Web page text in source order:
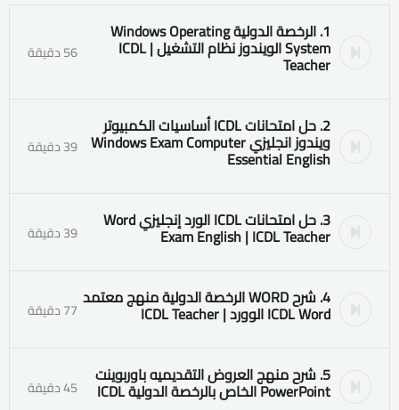
1. الرخصة الدولية Windows Operating
System الويندوز نظام التشغيل | ICDL
Teacher 56 دقيقة
2. حل امتحانات ICDL أساسيات الكمبيوتر
ويندوز انجليزي Windows Exam Computer
Essential English 39 دقيقة
3. حل امتحانات ICDL الورد إنجليزي Word
Exam English | ICDL Teacher 39 دقيقة
4. شرح WORD الرخصة الدولية منهج معتمد
ICDL Word الوورد | ICDL Teacher 77 دقيقة
5. شرح منهج العروض التقديميه باوربوينت
PowerPoint الخاص بالرخصة الدولية ICDL 45 دقيقة